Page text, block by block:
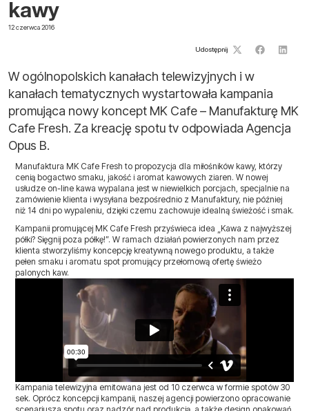
kawy
12 czerwca 2016
Udostępnij
W ogólnopolskich kanałach telewizyjnych i w
kanałach tematycznych wystartowała kampania
promująca nowy koncept MK Cafe – Manufakturę MK
Cafe Fresh. Za kreację spotu tv odpowiada Agencja
Opus B.
Manufaktura MK Cafe Fresh to propozycja dla miłośników kawy, którzy
cenią bogactwo smaku, jakość i aromat kawowych ziaren. W nowej
usłudze on-line kawa wypalana jest w niewielkich porcjach, specjalnie na
zamówienie klienta i wysyłana bezpośrednio z Manufaktury, nie później
niż 14 dni po wypaleniu, dzięki czemu zachowuje idealną świeżość i smak.
Kampanii promującej MK Cafe Fresh przyświeca idea „Kawa z najwyższej
półki? Sięgnij poza półkę!”. W ramach działań powierzonych nam przez
klienta stworzyliśmy koncepcję kreatywną nowego produktu, a także
pełen smaku i aromatu spot promujący przełomową ofertę świeżo
palonych kaw.
Kampania telewizyjna emitowana jest od 10 czerwca w formie spotów 30
sek. Oprócz koncepcji kampanii, naszej agencji powierzono opracowanie